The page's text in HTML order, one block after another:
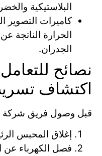
البلاستيكية
كاميرات
الحرارة الناتجة
الجدران.
نصائح
اكتشاف
قبل وصول فريق شركة
إغلاق المحبس
فصل الكهرباء عن